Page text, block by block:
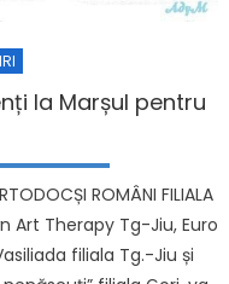
la Marșul pentru
ROMÂNI FILIALA
Art Therapy Tg-Jiu, Euro
filiala Tg.-Jiu și